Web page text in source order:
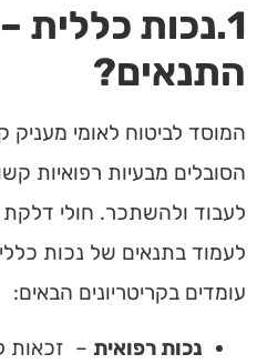
1.נכות
התנאים?
המוסד לביטוח לאומי
הסובלים מבעיות רפואיות
לעבוד ולהשתכר. חולי דלקת
לעמוד בתנאים של נכות
עומדים בקריטריונים הבאים:
נכות רפואית – זכאות